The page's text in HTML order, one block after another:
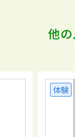
他
体験